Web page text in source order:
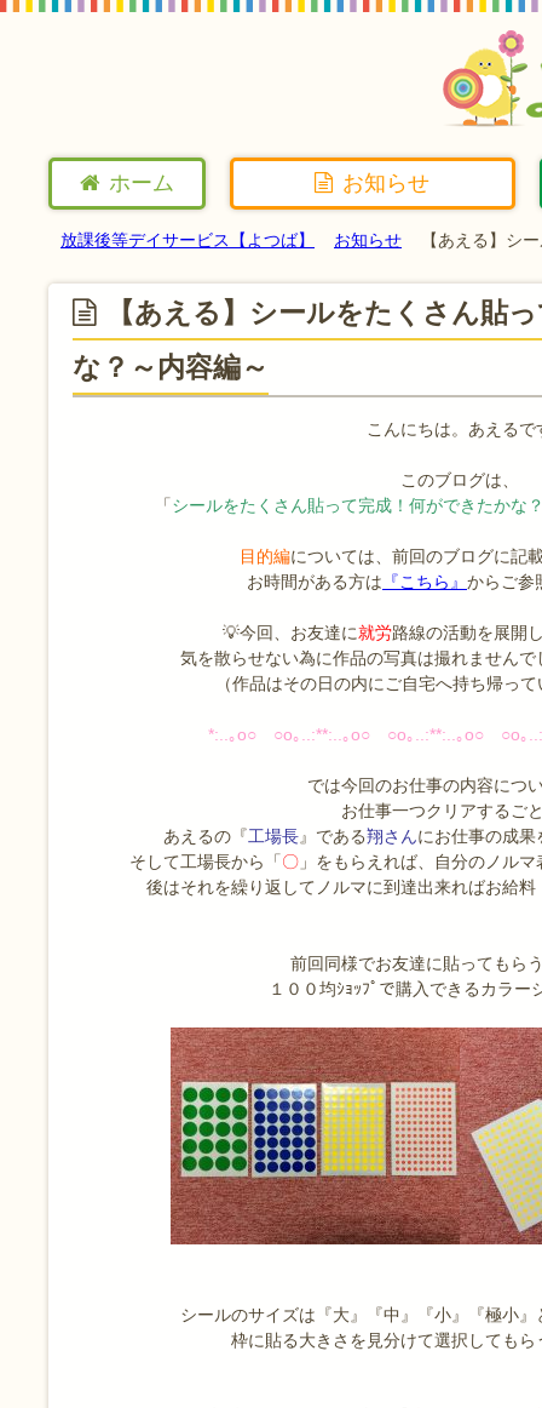
ホーム お知らせ
放課後等デイサービス【よつば】 お知らせ 【あえる】シ
【あえる】シールをたくさん貼
な？～内容編～
こんにちは。あえるで
このブログは、
「シールをたくさん貼って完成！何ができたかな
目的編については、前回のブログに記
お時間がある方は 『こちら』 からご参
💡今回、お友達に就労路線の活動を展開
気を散らせない為に作品の写真は撮れません
（作品はその日の内にご自宅へ持ち帰っ
*:..｡o○ ○o｡..:**:..｡o○ ○o｡..:**:..｡o○ ○o｡
では今回のお仕事の内容につ
お仕事一つクリアするご
あえるの『工場長』である翔さんにお仕事の成
そして工場長から「〇 」をもらえれば、自分のノル
後はそれを繰り返してノルマに到達出来ればお給
前回同様でお友達に貼ってもら
１００均ｼｮｯﾌﾟで購入できるカラー
シールのサイズは『大』『中』『小』『極小
枠に貼る大きさを見分けて選択しても